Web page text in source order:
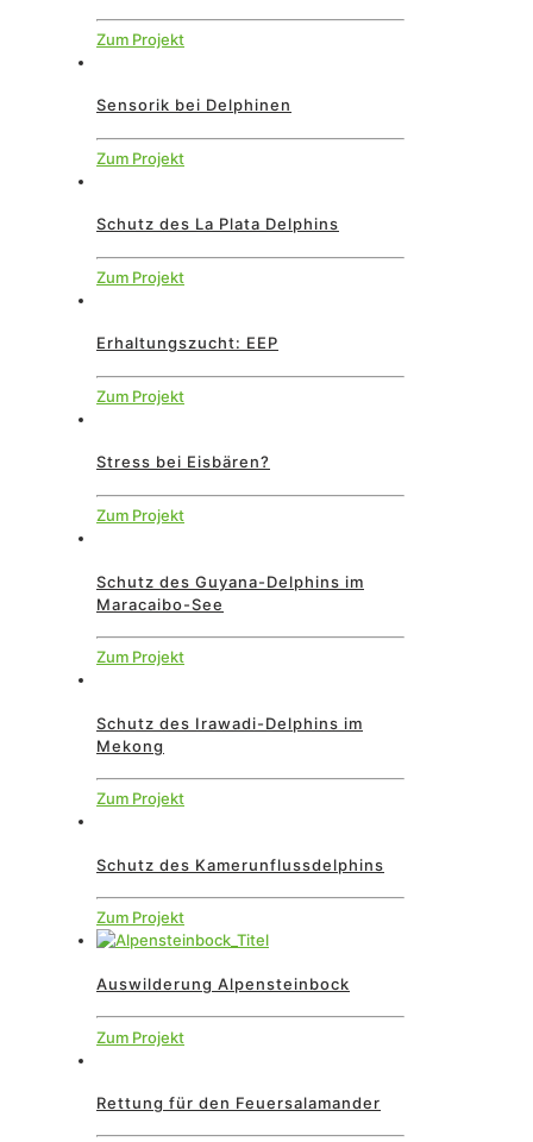
Zum Projekt
Sensorik bei Delphinen
Zum Projekt
Schutz des La Plata Delphins
Zum Projekt
Erhaltungszucht: EEP
Zum Projekt
Stress bei Eisbären?
Zum Projekt
Schutz des Guyana-Delphins im
Maracaibo-See
Zum Projekt
Schutz des Irawadi-Delphins im
Mekong
Zum Projekt
Schutz des Kamerunflussdelphins
Zum Projekt
Auswilderung Alpensteinbock
Zum Projekt
Rettung für den Feuersalamander